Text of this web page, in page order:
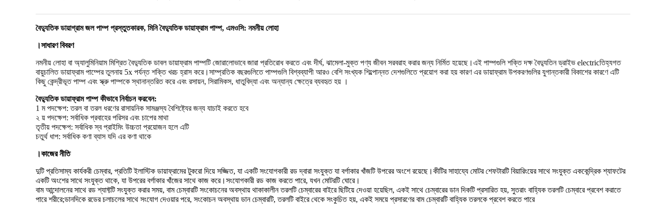
বৈদ্যুতিক ডায়াগ্রাম জল পাম্প প্রস্তুতকারক, মিনি বৈদ্যুতিক ডায়াফ্রাম পাম্প, এমওসি: নমনীয় লোহা
।সাধারণ বিবরণ
নমনীয় লোহা বা অ্যালুমিনিয়াম মিশ্রিত বৈদ্যুতিক ডাবল ডায়াফ্রাম পাম্পটি জোরালোভাবে জারা প্রতিরোধ করতে এবং দীর্ঘ, ঝামেলা-মুক্ত পণ্য জীবন সরবরাহ করার জন্য নির্মিত হয়েছে।এই পাম্পগুলি শক্তি দক্ষ বৈদ্যুতিন ড্রাইভ electricতিহ্যগত
বায়ুচালিত ডায়াফ্রাম পাম্পের তুলনায় 5x পর্যন্ত শক্তি খরচ হ্রাস করে।সাম্প্রতিক বছরগুলিতে পাম্পগুলি বিশ্বব্যাপী আরও বেশি সংখ্যক শিল্পোন্নত দেশগুলিতে প্রয়োগ করা হয় কারণ এর ডায়াফ্রাম উপকরণগুলির যুগান্তকারী বিকাশের কারণে এটি
কিছু কেন্দ্রীভূত পাম্প এবং স্ক্রু পাম্পকে স্থানান্তরিত করে এবং রসায়ন, সিরামিকস, ধাতুবিদ্যা এবং অন্যান্য ক্ষেত্রে ব্যবহৃত হয় ।
বৈদ্যুতিক ডায়াফ্রাম পাম্প কীভাবে নির্বাচন করবেন:
1 ম পদক্ষেপ: তরল বা তরল ধরণের রাসায়নিক সামঞ্জস্য বৈশিষ্ট্যের জন্য যাচাই করতে হবে
২ য় পদক্ষেপ: সর্বাধিক প্রবাহের পরিসর এবং চাপের মাথা
তৃতীয় পদক্ষেপ: সর্বাধিক স্ব প্রাইমিং উচ্চতা প্রয়োজন হলে এটি
চতুর্থ ধাপ: সর্বাধিক কণা ব্যাস যদি এর কণা থাকে
।কাজের নীতি
দুটি প্রতিসাম্য কার্যকরী চেম্বার, প্রতিটি ইলাস্টিক ডায়াফ্রামের টুকরো দিয়ে সজ্জিত, যা একটি সংযোগকারী রড দ্বারা সংযুক্ত যা বর্গাকার খাঁজটি উপরের অংশে রয়েছে।কীটির সাহায্যে মোটর শেফটারটি বিয়ারিংয়ের সাথে সংযুক্ত এককেন্দ্রিক শ্যাফটের
একটি অংশের সাথে সংযুক্ত থাকে, যা উপরের বর্গাকার খাঁজের সাথে কাজ করে।সংযোগকারী রড কাজ করতে পারে, যখন মোটরটি ঘোরে।
বাম আন্দোলনের সাথে রড শ্যাফ্টটি সংযুক্ত করার সময়, বাম চেম্বারটি সংকোচনের অবস্থায় থাকাকালীন তরলটি চেম্বারের বাইরে ছিটিয়ে দেওয়া হয়েছিল, একই সাথে চেম্বারের ডান দিকটি প্রসারিত হয়, সুতরাং বাহ্যিক তরলটি চেম্বারে প্রবেশ করাতে
পারে শরীরে;ডানদিকে রডের চলাচলের সাথে সংযোগ দেওয়ার পরে, সংকোচন অবস্থায় ডান চেম্বারটি, তরলটি বাইরে থেকে সংকুচিত হয়, একই সময়ে প্রসারণের বাম চেম্বারটি বাহ্যিক তরলকে প্রবেশ করতে পারে